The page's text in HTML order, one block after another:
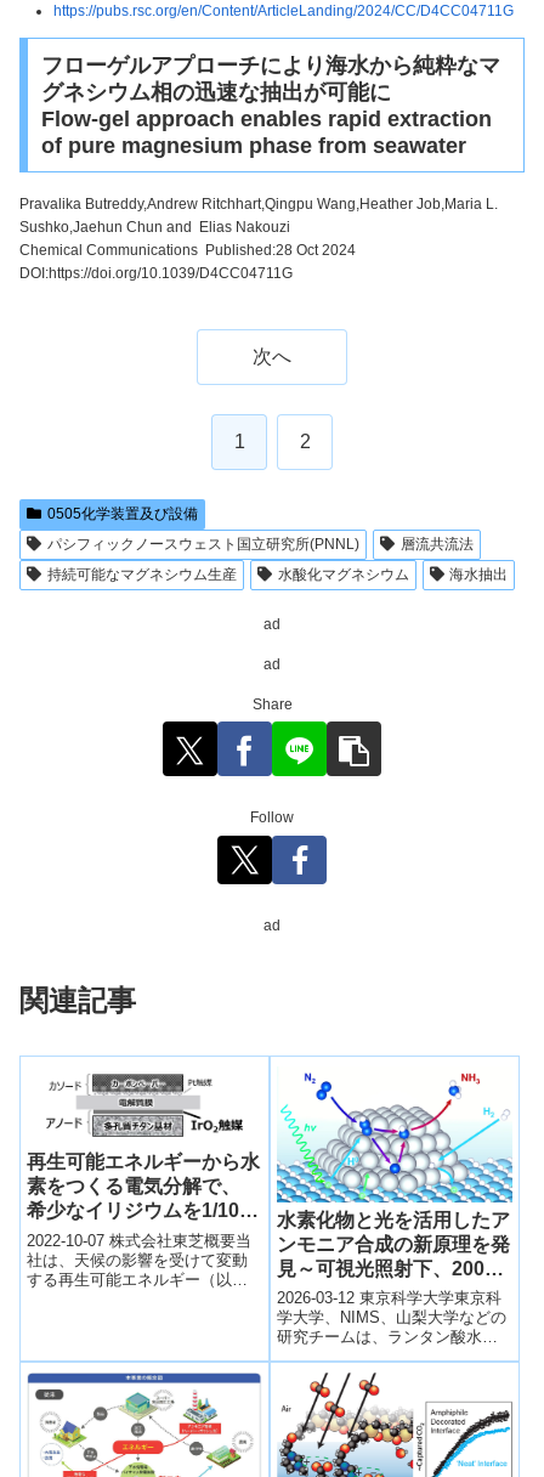
https://pubs.rsc.org/en/Content/ArticleLanding/2024/CC/D4CC04711G
フローゲルアプローチにより海水から純粋なマ
グネシウム相の迅速な抽出が可能に
Flow-gel approach enables rapid extraction
of pure magnesium phase from seawater
Pravalika Butreddy,Andrew Ritchhart,Qingpu Wang,Heather Job,Maria L.
Sushko,Jaehun Chun and Elias Nakouzi
Chemical Communications Published:28 Oct 2024
DOI:https://doi.org/10.1039/D4CC04711G
次へ
1 2
0505化学装置及び設備
パシフィックノースウェスト国立研究所(PNNL)
層流共流法
持続可能なマグネシウム生産
水酸化マグネシウム 海水抽出
ad
ad
Share
Follow
ad
関連記事
再生可能エネルギーから水
素をつくる電気分解で、
希少なイリジウムを1/10に
抑えた電極の大型製造技術
を確立～水素社会の実現に
向けたPower to Gasにお
2022-10-07 株式会社東芝概要当
社は、天候の影響を受けて変動
する再生可能エネルギー（以
水素化物と光を活用したア
ンモニア合成の新原理を発
見～可視光照射下、200℃
以下でのアンモニア生成を
促進～
2026-03-12 東京科学大学東京科
学大学、NIMS、山梨大学などの
研究チームは、ランタン酸水素
化物（LaH₃₋₂xOₓ）担体と金属ナ
ノ粒子触媒を用い、可視...